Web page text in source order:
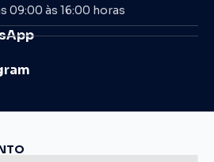
09:00 às 16:00 horas